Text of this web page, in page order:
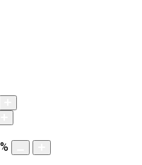
%